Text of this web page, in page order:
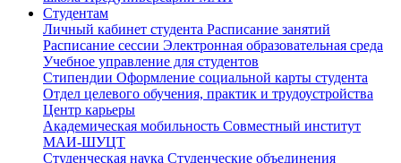
Студентам
Личный кабинет студента Расписание занятий
Расписание сессии Электронная образовательная среда
Учебное управление для студентов
Стипендии Оформление социальной карты студента
Отдел целевого обучения, практик и трудоустройства
Центр карьеры
Академическая мобильность Совместный институт
МАИ-ШУЦТ
Студенческая наука Студенческие объединения